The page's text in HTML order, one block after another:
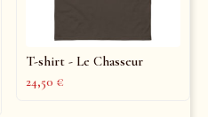
T-shirt - Le Chasseur
24,50 €